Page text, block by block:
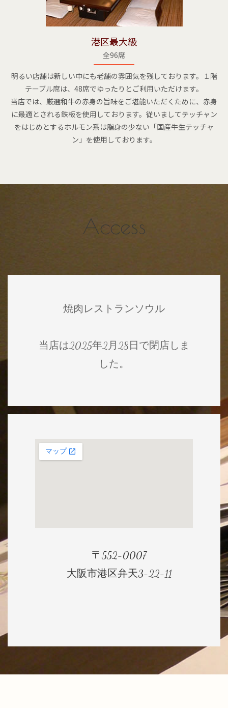
港区最大級
全96席
明るい店舗は新しい中にも老舗の雰囲気を残しております。１階
テーブル席は、48席でゆったりとご利用いただけます。
当店では、厳選和牛の赤身の旨味をご堪能いただくために、赤身
に最適とされる鉄板を使用しております。従いましてテッチャン
をはじめとするホルモン系は脂身の少ない「国産牛生テッチャ
ン」を使用しております。
Access
焼肉レストランソウル
当店は2025年2月28日で閉店しま
した。
〒552-0007
大阪市港区弁天3-22-11